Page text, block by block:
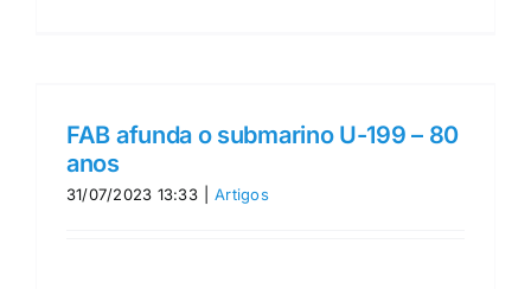
FAB afunda o submarino U-199 – 80
anos
31/07/2023 13:33 Artigos